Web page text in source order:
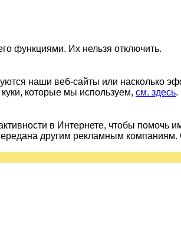
функциями. Их нельзя отключить.
наши веб-сайты или насколько
которые мы используем, см. здесь.
в Интернете, чтобы помочь
другим рекламным